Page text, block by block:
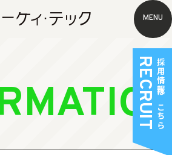
MENU
採用情報はこちら
RECRUIT